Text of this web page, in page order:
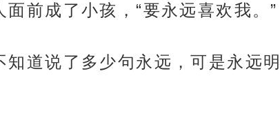
面前成了小孩，“要永远喜欢我。”
知道说了多少句永远，可是永远